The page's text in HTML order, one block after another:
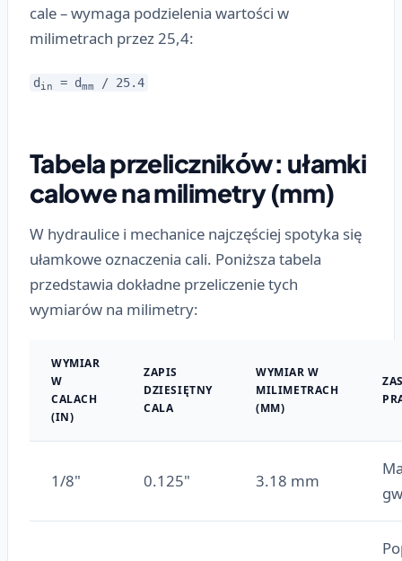
cale – wymaga podzielenia wartości w
milimetrach przez 25,4:
d in = dmm / 25.4
Tabela przeliczników: ułamki
calowe na milimetry (mm)
W hydraulice i mechanice najczęściej spotyka się
ułamkowe oznaczenia cali. Poniższa tabela
przedstawia dokładne przeliczenie tych
wymiarów na milimetry:
WYMIAR
W
CALACH
(IN)
ZAPIS
DZIESIĘTNY
CALA
WYMIAR W
MILIMETRACH
(MM)
1/8" 0.125" 3.18 mm